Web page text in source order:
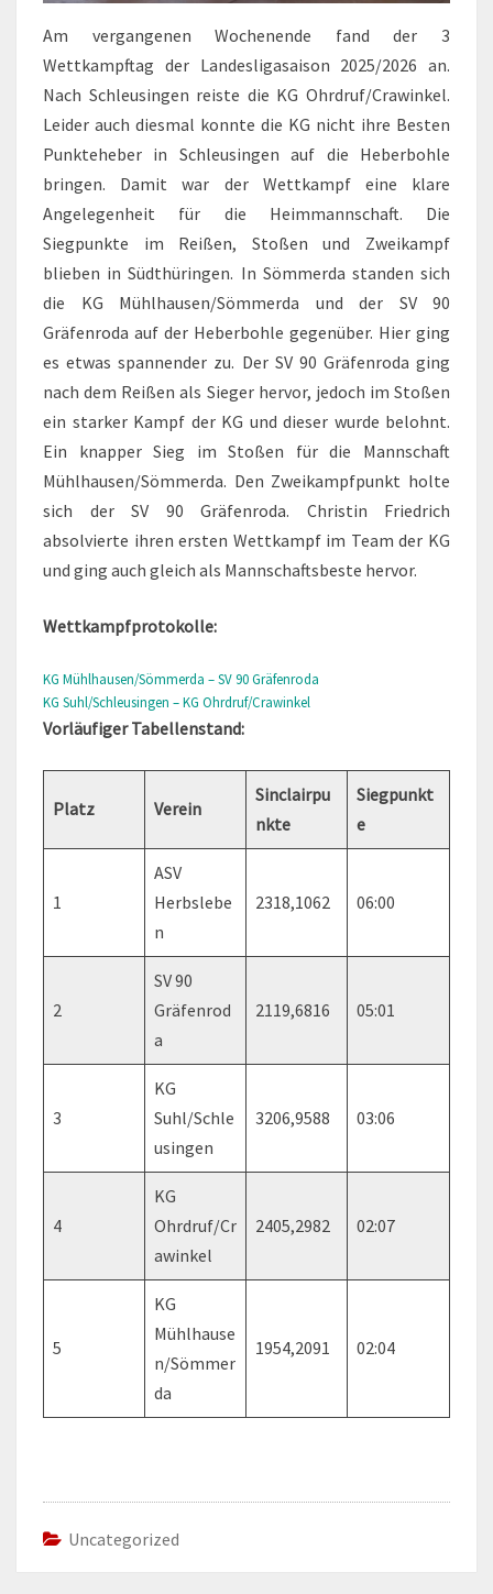
Am vergangenen Wochenende fand der 3
Wettkampftag der Landesligasaison 2025/2026 an.
Nach Schleusingen reiste die KG Ohrdruf/Crawinkel.
Leider auch diesmal konnte die KG nicht ihre Besten
Punkteheber in Schleusingen auf die Heberbohle
bringen. Damit war der Wettkampf eine klare
Angelegenheit für die Heimmannschaft. Die
Siegpunkte im Reißen, Stoßen und Zweikampf
blieben in Südthüringen. In Sömmerda standen sich
die KG Mühlhausen/Sömmerda und der SV 90
Gräfenroda auf der Heberbohle gegenüber. Hier ging
es etwas spannender zu. Der SV 90 Gräfenroda ging
nach dem Reißen als Sieger hervor, jedoch im Stoßen
ein starker Kampf der KG und dieser wurde belohnt.
Ein knapper Sieg im Stoßen für die Mannschaft
Mühlhausen/Sömmerda. Den Zweikampfpunkt holte
sich der SV 90 Gräfenroda. Christin Friedrich
absolvierte ihren ersten Wettkampf im Team der KG
und ging auch gleich als Mannschaftsbeste hervor.
Wettkampfprotokolle:
KG Mühlhausen/Sömmerda – SV 90 Gräfenroda
KG Suhl/Schleusingen – KG Ohrdruf/Crawinkel
Vorläufiger Tabellenstand:
Platz Verein
Sinclairpu
nkte
Siegpunkt
e
1
ASV
Herbslebe
n
2318,1062 06:00
2
SV 90
Gräfenrod
a
2119,6816 05:01
3
KG
Suhl/Schle
usingen
3206,9588 03:06
4
KG
Ohrdruf/Cr
awinkel
2405,2982 02:07
5
KG
Mühlhause
n/Sömmer
da
1954,2091 02:04
Uncategorized